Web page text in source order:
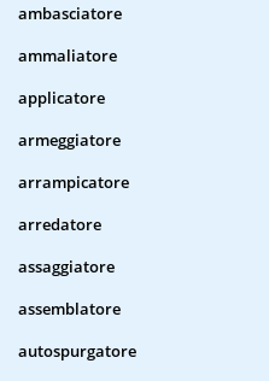
ambasciatore
ammaliatore
applicatore
armeggiatore
arrampicatore
arredatore
assaggiatore
assemblatore
autospurgatore